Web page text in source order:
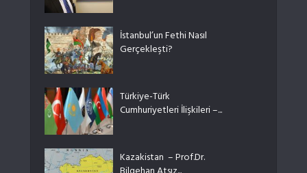
İstanbul’un Fethi Nasıl
Gerçekleşti?
Türkiye-Türk
Cumhuriyetleri İlişkileri –...
Kazakistan – Prof.Dr.